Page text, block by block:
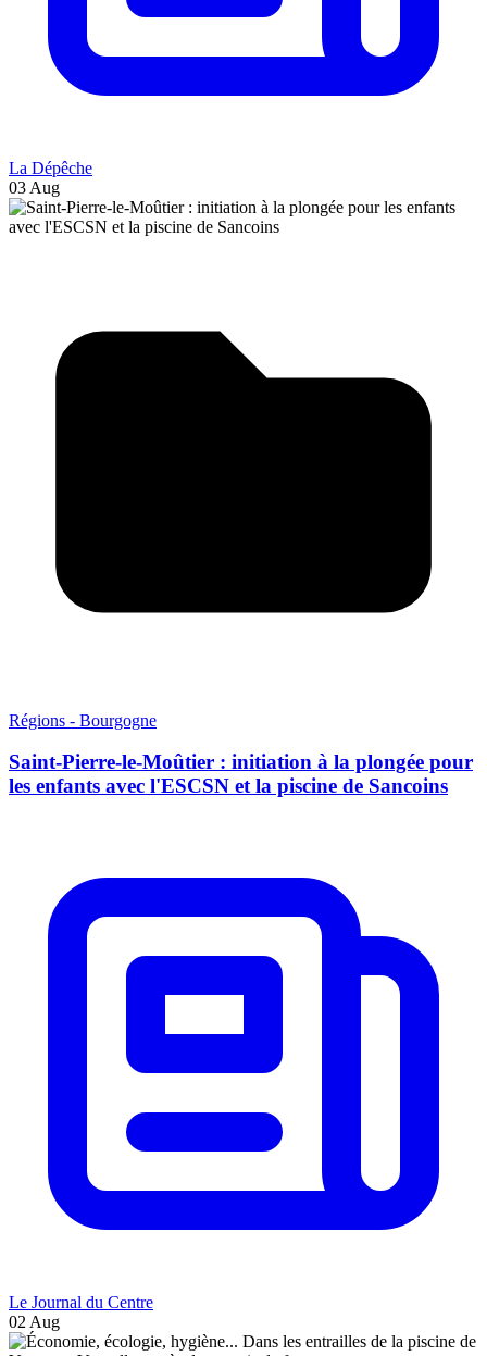
La Dépêche
03 Aug
Régions - Bourgogne
Saint-Pierre-le-Moûtier : initiation à la plongée pour
les enfants avec l'ESCSN et la piscine de Sancoins
Le Journal du Centre
02 Aug